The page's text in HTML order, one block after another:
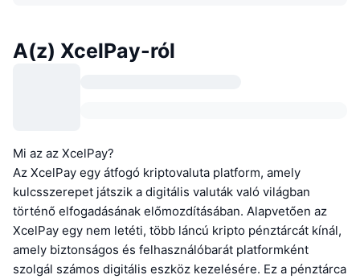
A(z) XcelPay-ról
Mi az az XcelPay?
Az XcelPay egy átfogó kriptovaluta platform, amely
kulcsszerepet játszik a digitális valuták való világban
történő elfogadásának előmozdításában. Alapvetően az
XcelPay egy nem letéti, több láncú kripto pénztárcát kínál,
amely biztonságos és felhasználóbarát platformként
szolgál számos digitális eszköz kezelésére. Ez a pénztárca